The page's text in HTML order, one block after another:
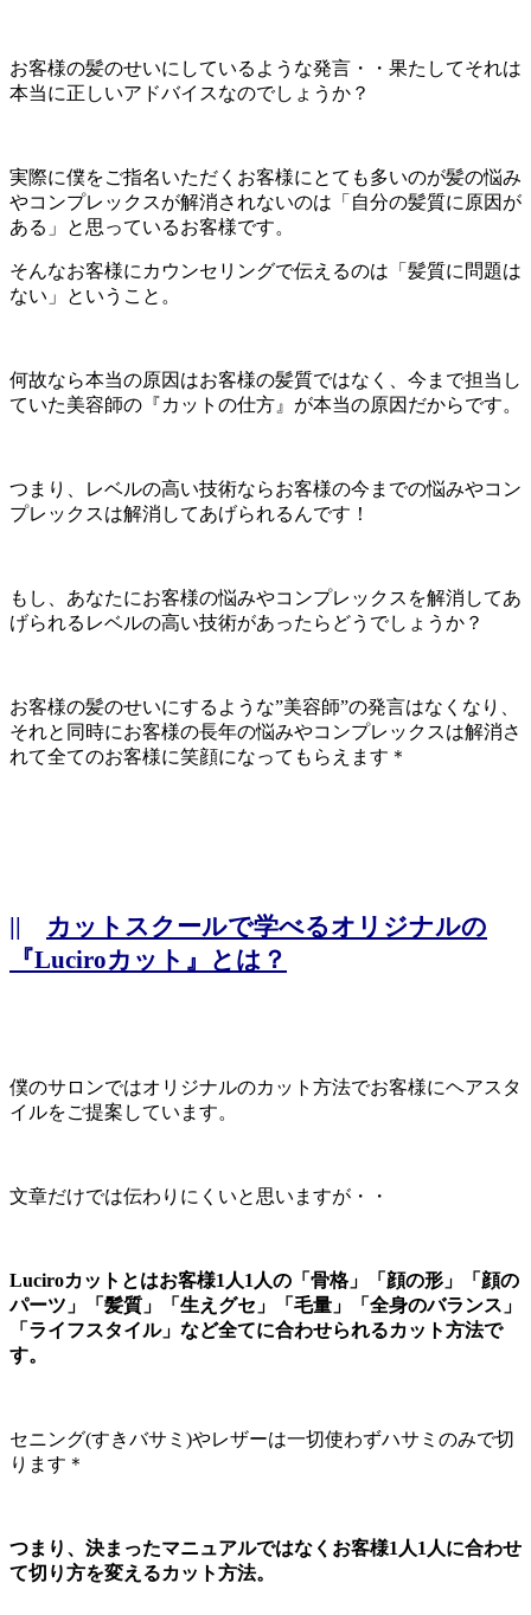
お客様の髪のせいにしているような発言・・果たしてそれは
本当に正しいアドバイスなのでしょうか？
実際に僕をご指名いただくお客様にとても多いのが髪の悩み
やコンプレックスが解消されないのは「自分の髪質に原因が
ある」と思っているお客様です。
そんなお客様にカウンセリングで伝えるのは「髪質に問題は
ない」ということ。
何故なら本当の原因はお客様の髪質ではなく、今まで担当し
ていた美容師の『カットの仕方』が本当の原因だからです。
つまり、レベルの高い技術ならお客様の今までの悩みやコン
プレックスは解消してあげられるんです！
もし、あなたにお客様の悩みやコンプレックスを解消してあ
げられるレベルの高い技術があったらどうでしょうか？
お客様の髪のせいにするような”美容師”の発言はなくなり、
それと同時にお客様の長年の悩みやコンプレックスは解消さ
れて全てのお客様に笑顔になってもらえます＊
|| カットスクールで学べるオリジナルの
『Luciroカット』とは？
僕のサロンではオリジナルのカット方法でお客様にヘアスタ
イルをご提案しています。
文章だけでは伝わりにくいと思いますが・・
Luciroカットとはお客様1人1人の「骨格」「顔の形」「顔の
パーツ」「髪質」「生えグセ」「毛量」「全身のバランス」
「ライフスタイル」など全てに合わせられるカット方法で
す。
セニング(すきバサミ)やレザーは一切使わずハサミのみで切
ります＊
つまり、決まったマニュアルではなくお客様1人1人に合わせ
て切り方を変えるカット方法。